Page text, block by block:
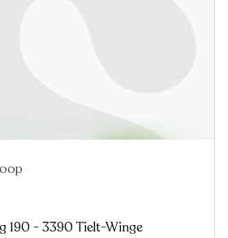
190 - 3390 Tielt-Winge